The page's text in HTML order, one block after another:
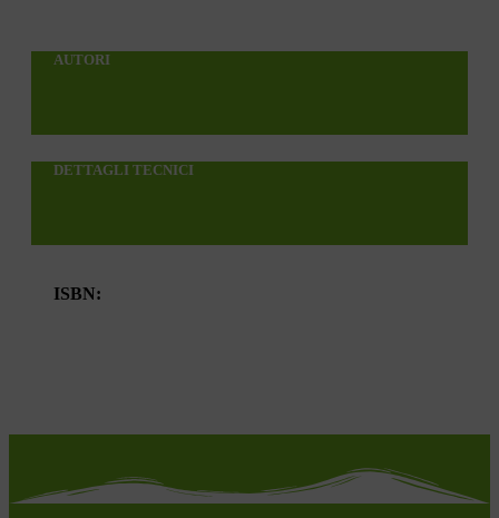
AUTORI
DETTAGLI TECNICI
ISBN: